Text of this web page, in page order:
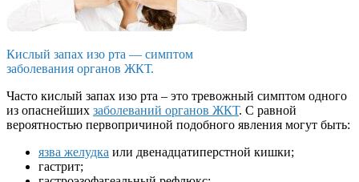
Кислый запах изо рта — симптом
заболевания органов ЖКТ.
Часто кислый запах изо рта – это тревожный симптом одного
из опаснейших заболеваний органов ЖКТ. С равной
вероятностью первопричиной подобного явления могут быть:
язва желудка или двенадцатиперстной кишки;
гастрит;